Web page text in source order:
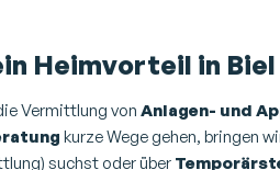
Heimvorteil in Biel
Vermittlung von Anlagen- und
kurze Wege gehen, bringen
suchst oder über